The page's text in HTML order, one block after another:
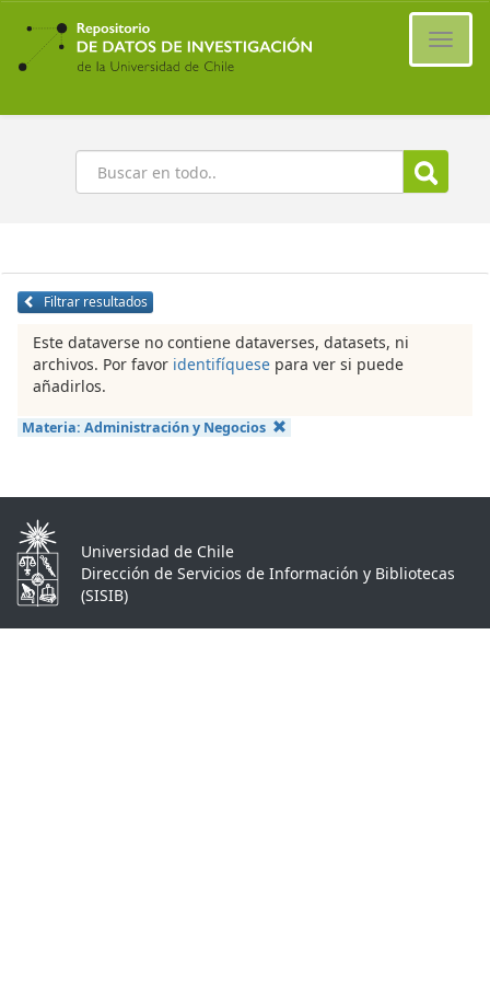
Ir
contenido
principal
Buscar
Filtrar resultados
Este dataverse no contiene dataverses, datasets, ni
archivos. Por favor identifíquese para ver si puede
añadirlos.
Materia: Administración y Negocios
Universidad de Chile
Dirección de Servicios de Información y Bibliotecas
(SISIB)